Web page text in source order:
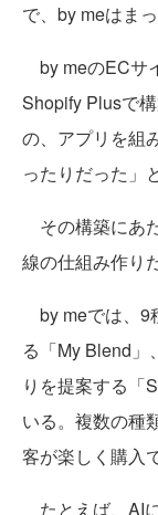
で、by meはま
by meのECサ
Shopify Plusで
の、アプリを組
ったりだった」
その構築にあ
線の仕組み作りだ
by meでは、9
る「My Blend」
りを提案する「
いる。複数の種
客が楽しく購入
たとえば、AI